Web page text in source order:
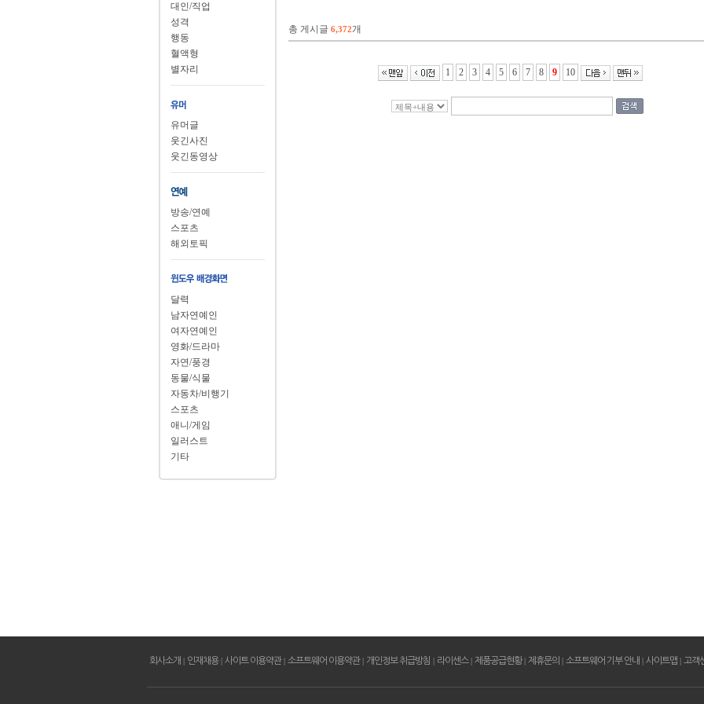
대인/직업
성격
행동
혈액형
별자리
유머글
웃긴사진
웃긴동영상
방송/연예
스포츠
해외토픽
달력
남자연예인
여자연예인
영화/드라마
자연/풍경
동물/식물
자동차/비행기
스포츠
애니/게임
일러스트
기타
총 게시글 6,372개
1 2 3 4 5 6 7 8 9
10
회사소개 | 인재채용 | 사이트 이용약관 | 소프트웨어 이용약관 | 개인정보 취급방침 | 라이센스 | 제품공급현황 | 제휴문의 | 소프트웨어 기부 안내 | 사이트맵 | 고객